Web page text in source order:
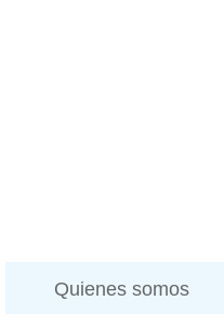
Quienes somos